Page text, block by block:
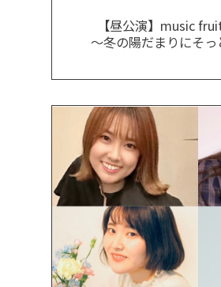
【昼公演】music
～冬の陽だまりにそ